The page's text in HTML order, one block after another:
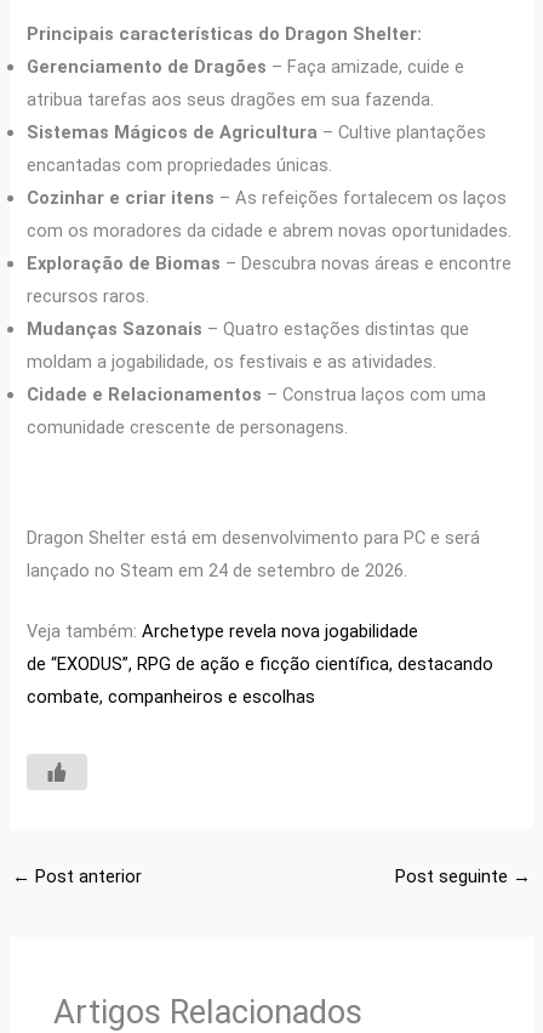
Principais características do Dragon Shelter:
Gerenciamento de Dragões – Faça amizade, cuide e
atribua tarefas aos seus dragões em sua fazenda.
Sistemas Mágicos de Agricultura – Cultive plantações
encantadas com propriedades únicas.
Cozinhar e criar itens – As refeições fortalecem os laços
com os moradores da cidade e abrem novas oportunidades.
Exploração de Biomas – Descubra novas áreas e encontre
recursos raros.
Mudanças Sazonais – Quatro estações distintas que
moldam a jogabilidade, os festivais e as atividades.
Cidade e Relacionamentos – Construa laços com uma
comunidade crescente de personagens.
Dragon Shelter está em desenvolvimento para PC e será
lançado no Steam em 24 de setembro de 2026.
Veja também:Archetype revela nova jogabilidade
de “EXODUS”, RPG de ação e ficção científica, destacando
combate, companheiros e escolhas
← Post anterior Post seguinte →
Artigos Relacionados